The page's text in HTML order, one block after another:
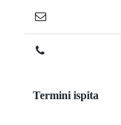
Termini ispita